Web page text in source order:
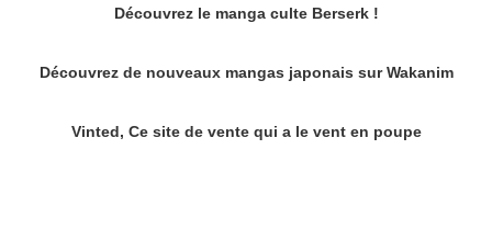
Découvrez le manga culte Berserk !
Découvrez de nouveaux mangas japonais sur Wakanim
Vinted, Ce site de vente qui a le vent en poupe